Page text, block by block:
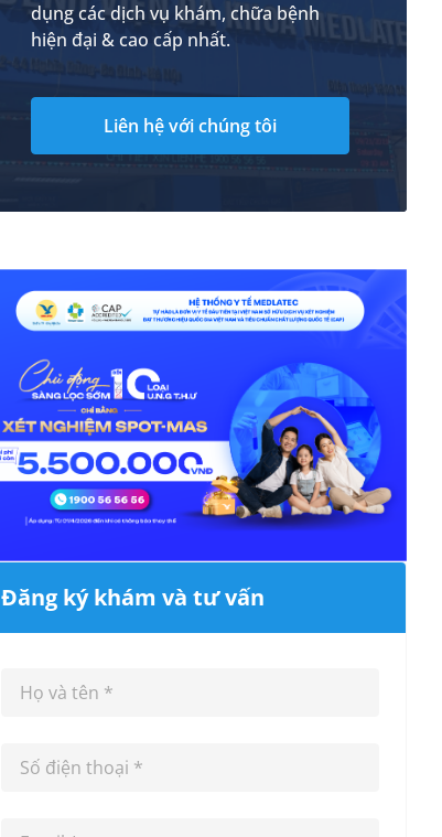
dụng các dịch vụ khám, chữa bệnh
hiện đại & cao cấp nhất.
Liên hệ với chúng tôi
Đăng ký khám và tư vấn